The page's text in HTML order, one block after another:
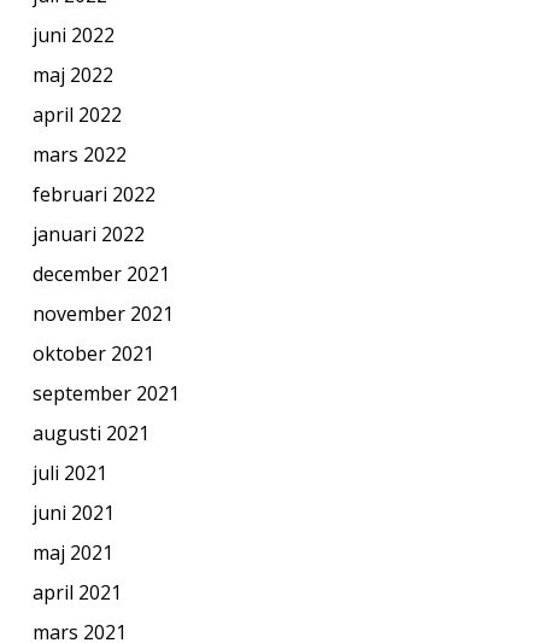
juni 2022
maj 2022
april 2022
mars 2022
februari 2022
januari 2022
december 2021
november 2021
oktober 2021
september 2021
augusti 2021
juli 2021
juni 2021
maj 2021
april 2021
mars 2021